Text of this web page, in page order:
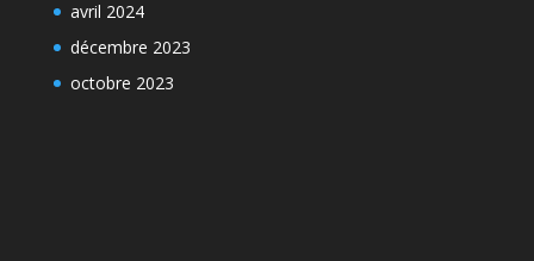
avril 2024
décembre 2023
octobre 2023